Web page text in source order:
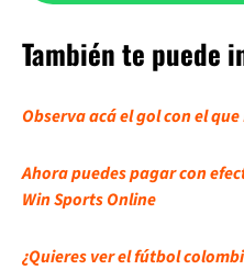
También te puede
Observa acá el gol con el
Ahora puedes pagar con
Win Sports Online
¿Quieres ver el fútbol